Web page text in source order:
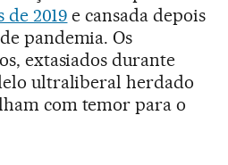
2019 e cansada depois
pandemia. Os
extasiados durante
ultraliberal herdado
com temor para o